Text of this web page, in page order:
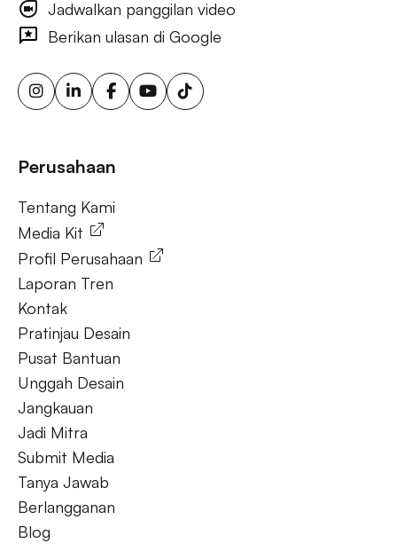
iklan visibilitas merek luar ruang, iklan papan reklame
bertarget, layar iklan digital, iklan papan reklame urban, iklan
ooh yang dipicu cuaca, papan reklame sensor gerak,
solusi ooh fleksibel, iklan luar ruang berkelanjutan, papan
reklame energi terbarukan, papan reklame tenaga surya,
ooh untuk bisnis kecil, aktivasi merek luar ruang.
Tentang Kami
Jadwalkan panggilan video
Berikan ulasan di Google
Perusahaan
Tentang Kami
Media Kit
Profil Perusahaan
Laporan Tren
Kontak
Pratinjau Desain
Pusat Bantuan
Unggah Desain
Jangkauan
Jadi Mitra
Submit Media
Tanya Jawab
Berlangganan
Blog